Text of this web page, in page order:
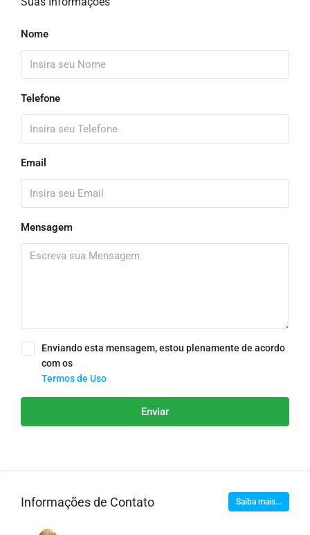
Nome
Telefone
Email
Mensagem
Enviando esta mensagem, estou plenamente de acordo
com os
Termos de Uso
Enviar
Informações de Contato Saiba mais...